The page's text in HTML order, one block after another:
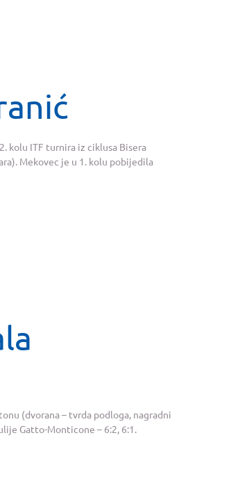
kolu ITF turnira iz ciklusa Bisera
Mekovec je u 1. kolu pobijedila
(dvorana – tvrda podloga, nagradni
Gatto-Monticone – 6:2, 6:1.